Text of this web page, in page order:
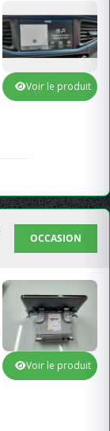
Voir le produit
OCCASION
Voir le produit